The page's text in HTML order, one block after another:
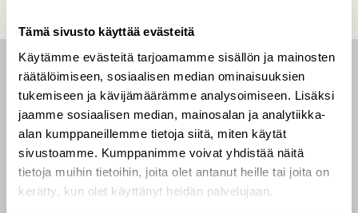
Tämä sivusto käyttää evästeitä
Käytämme evästeitä tarjoamamme sisällön ja mainosten
räätälöimiseen, sosiaalisen median ominaisuuksien
tukemiseen ja kävijämäärämme analysoimiseen. Lisäksi
jaamme sosiaalisen median, mainosalan ja analytiikka-
alan kumppaneillemme tietoja siitä, miten käytät
sivustoamme. Kumppanimme voivat yhdistää näitä
tietoja muihin tietoihin, joita olet antanut heille tai joita on
kerätty, kun olet käyttänyt heidän palvelujaan.
LEHTI
Uusin lehti
Tilaa Suomen Luonto
Tilaa digilukuoikeus
Äänestä parasta juttua
Tilaa uutiskirje